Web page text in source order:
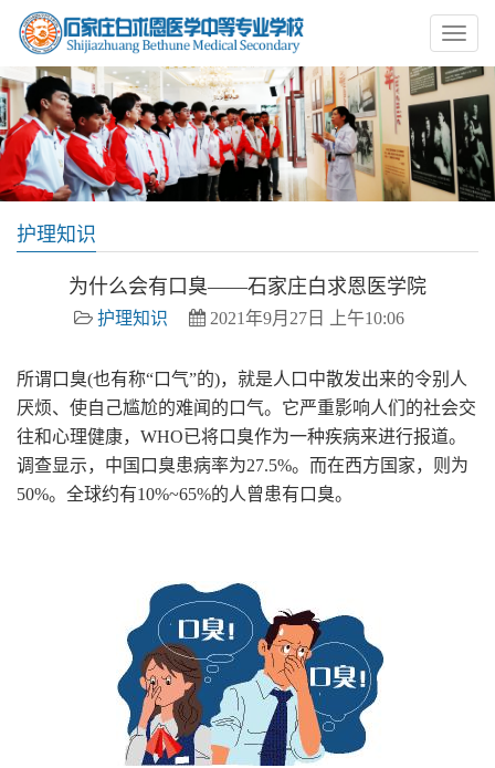
护理知识
为什么会有口臭——石家庄白求恩医学院
护理知识 2021年9月27日 上午10:06
所谓口臭(也有称“口气”的)，就是人口中散发出来的令别人
厌烦、使自己尴尬的难闻的口气。它严重影响人们的社会交
往和心理健康，WHO已将口臭作为一种疾病来进行报道。
调查显示，中国口臭患病率为27.5%。而在西方国家，则为
50%。全球约有10%~65%的人曾患有口臭。